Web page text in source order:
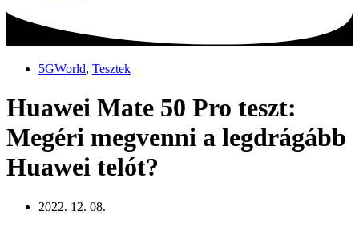
5GWorld, Tesztek
Huawei Mate 50 Pro teszt:
Megéri megvenni a legdrágább
Huawei telót?
2022. 12. 08.